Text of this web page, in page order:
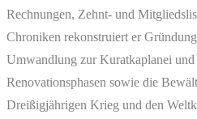
Rechnungen, Zehnt- und
Chroniken rekonstruiert er
Umwandlung zur Kuratkaplanei
Renovationsphasen sowie die
Dreißigjährigen Krieg und den